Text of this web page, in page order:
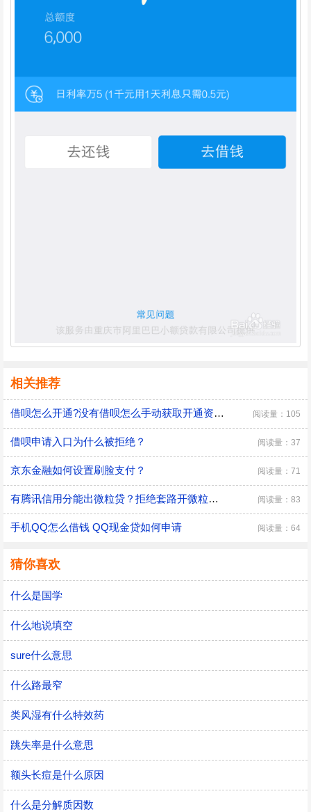
相关推荐
借呗怎么开通?没有借呗怎么手动获取开通资格? 阅读量：105
借呗申请入口为什么被拒绝？ 阅读量：37
京东金融如何设置刷脸支付？ 阅读量：71
有腾讯信用分能出微粒贷？拒绝套路开微粒贷方法 阅读量：83
手机QQ怎么借钱 QQ现金贷如何申请 阅读量：64
猜你喜欢
什么是国学
什么地说填空
sure什么意思
什么路最窄
类风湿有什么特效药
跳失率是什么意思
额头长痘是什么原因
什么是分解质因数